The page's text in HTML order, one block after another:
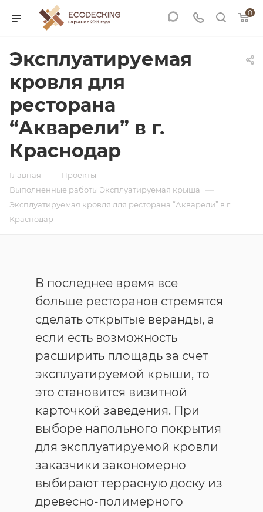
0
Эксплуатируемая
кровля для
ресторана
“Акварели” в г.
Краснодар
Главная — Проекты —
Выполненные работы Эксплуатируемая крыша —
Эксплуатируемая кровля для ресторана “Акварели” в г.
Краснодар
В последнее время все
больше ресторанов стремятся
сделать открытые веранды, а
если есть возможность
расширить площадь за счет
эксплуатируемой крыши, то
это становится визитной
карточкой заведения. При
выборе напольного покрытия
для эксплуатируемой кровли
заказчики закономерно
выбирают террасную доску из
древесно-полимерного